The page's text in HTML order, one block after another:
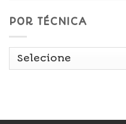
POR TÉCNICA